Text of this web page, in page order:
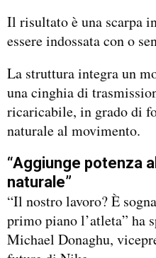
Il risultato è una scarpa
essere indossata con o
La struttura integra un
una cinghia di
ricaricabile, in grado di
naturale al movimento.
“Aggiunge potenza
naturale”
“Il nostro lavoro? È
primo piano l’atleta” ha
Michael Donaghu,